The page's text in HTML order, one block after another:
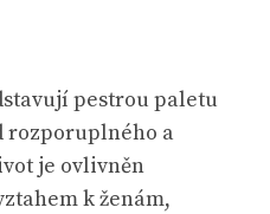
pestrou paletu
a
je ovlivněn
k ženám,